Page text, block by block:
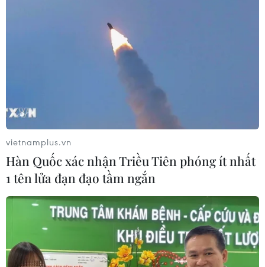
Bão số 3 gây gió mạnh, sóng cao trên
vùng biển phía Đông Nam
Thả kỳ đà hoa về rừng đặc dụng
vườn chim Bạc Liêu
05/08/2026 13:45
Đẩy nhanh tiến độ Nhà máy điện rác
ở Thanh Hóa trước áp lực xử lý rác
05/08/2026 13:30
vietnamplus.vn
Hàn Quốc xác nhận Triều Tiên phóng ít nhất
1 tên lửa đạn đạo tầm ngắn